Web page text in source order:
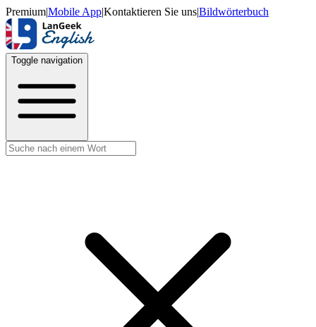
Premium|Mobile App|Kontaktieren Sie uns|Bildwörterbuch
Toggle navigation